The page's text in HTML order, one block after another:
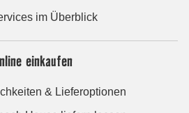
im Überblick
einkaufen
& Lieferoptionen